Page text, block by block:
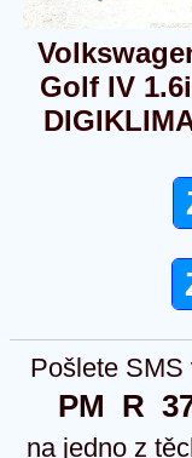
Golf IV
Pošlete SMS
PM  R
na jedno z